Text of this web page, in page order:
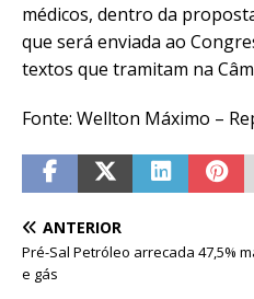
médicos, dentro da
que será enviada ao
textos que tramitam na
Fonte: Wellton Máximo –
ANTERIOR
Pré-Sal Petróleo arrecada 47,5%
e gás